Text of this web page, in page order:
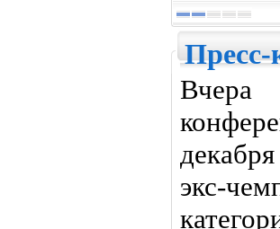
Вчера
экс-